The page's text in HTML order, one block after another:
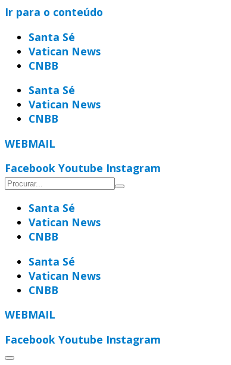
Ir para o conteúdo
Santa Sé
Vatican News
CNBB
Santa Sé
Vatican News
CNBB
WEBMAIL
Facebook Youtube Instagram
Santa Sé
Vatican News
CNBB
Santa Sé
Vatican News
CNBB
WEBMAIL
Facebook Youtube Instagram